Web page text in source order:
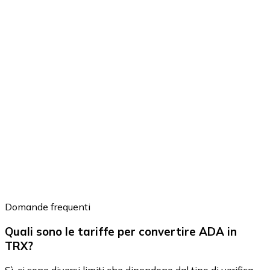
Domande frequenti
Quali sono le tariffe per convertire ADA in
TRX?